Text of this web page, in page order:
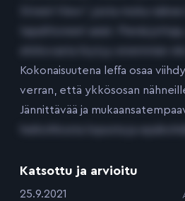
Kokonaisuutena leffa osaa
verran, että ykkösosan
Jännittävää ja
Katsottu ja arvioitu
:25.9.2021